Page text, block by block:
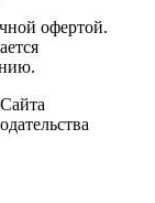
офертой.